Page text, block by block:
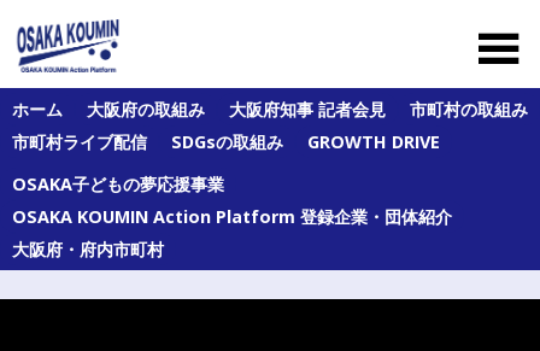
to
content
阪
府
び
府
43
町
ホーム 大阪府の取組み 大阪府知事 記者会見
市町村の取組み
市町村ライブ配信
SDGsの取組み
GROWTH DRIVE
OSAKA子どもの夢応援事業
OSAKA KOUMIN Action Platform 登録企業・団体紹介
大阪府・府内市町村